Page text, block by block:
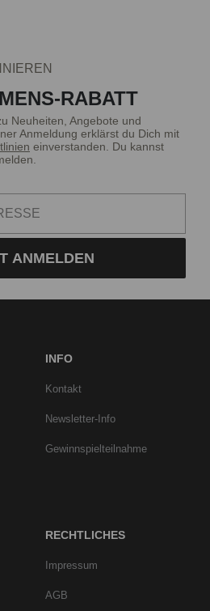
RABATT
Neuheiten, Angebote und
Anmeldung erklärst du Dich mit
einverstanden. Du kannst
ANMELDEN
INFO
Kontakt
Newsletter-Info
Gewinnspielteilnahme
RECHTLICHES
Impressum
AGB